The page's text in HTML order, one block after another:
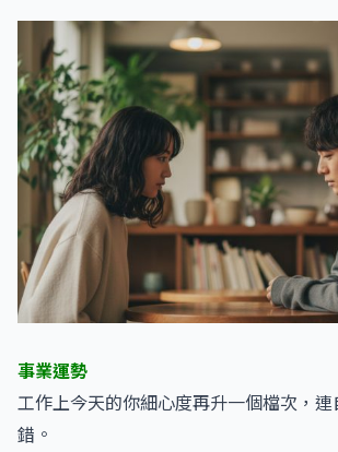
事業運勢
工作上今天的你細心度再升一個檔次，
錯。